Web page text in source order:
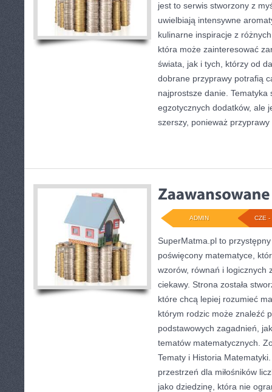
jest to serwis stworzony z
uwielbiają intensywne
kulinarne inspiracje z
która może zainteresować
świata, jak i tych, którzy od
dobrane przyprawy potrafią
najprostsze danie. Tematyka
egzotycznych dodatków, ale
szerszy, ponieważ przyprawy
CZE -
ADMIN
SuperMatma.pl to
poświęcony matematyce,
wzorów, równań i logicznych
ciekawy. Strona została
które chcą lepiej rozumieć
którym rodzic może znaleźć
podstawowych zagadnień,
tematów matematycznych.
Tematy i Historia
przestrzeń dla miłośników
jako dziedzinę, która nie